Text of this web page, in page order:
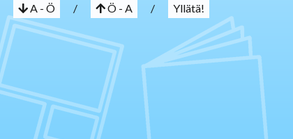
A - Ö / Ö - A / Yllätä!